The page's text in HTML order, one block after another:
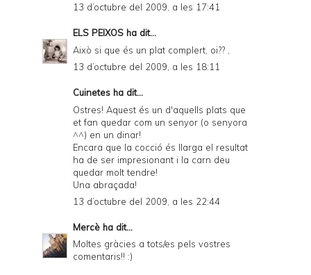
13 d’octubre del 2009, a les 17:41
ELS PEIXOS ha dit...
Això si que és un plat complert, oi?? ,
13 d’octubre del 2009, a les 18:11
Cuinetes ha dit...
Ostres! Aquest és un d'aquells plats que
et fan quedar com un senyor (o senyora
^^) en un dinar!
Encara que la cocció és llarga el resultat
ha de ser impresionant i la carn deu
quedar molt tendre!
Una abraçada!
13 d’octubre del 2009, a les 22:44
Mercè ha dit...
Moltes gràcies a tots/es pels vostres
comentaris!! :)